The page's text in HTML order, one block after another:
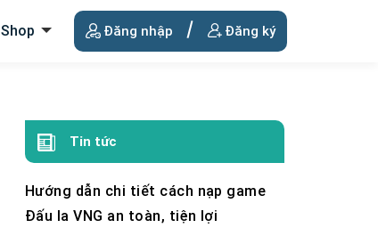
Shop Đăng nhập Đăng ký
Tin tức
Hướng dẫn chi tiết cách nạp game
Đấu la VNG an toàn, tiện lợi